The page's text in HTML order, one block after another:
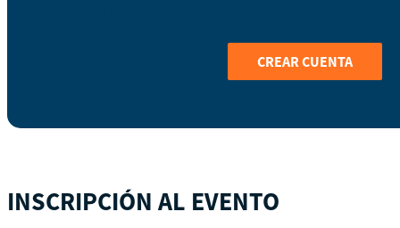
CREAR CUENTA
INSCRIPCIÓN AL EVENTO